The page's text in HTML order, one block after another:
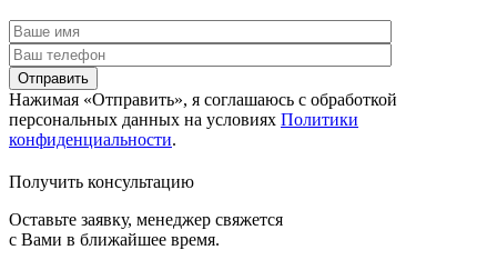
Отправить
Нажимая «Отправить», я соглашаюсь c обработкой
персональных данных на условиях Политики
конфиденциальности.
Получить консультацию
Оставьте заявку, менеджер свяжется
с Вами в ближайшее время.